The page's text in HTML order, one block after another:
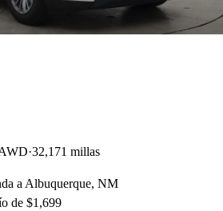
32,171 millas
a Albuquerque, NM
de $1,699